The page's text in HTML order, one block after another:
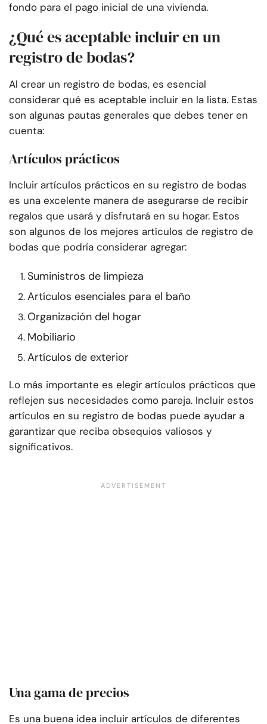
fondo para el pago inicial de una vivienda.
¿Qué es aceptable incluir en un
registro de bodas?
Al crear un registro de bodas, es esencial
considerar qué es aceptable incluir en la lista. Estas
son algunas pautas generales que debes tener en
cuenta:
Artículos prácticos
Incluir artículos prácticos en su registro de bodas
es una excelente manera de asegurarse de recibir
regalos que usará y disfrutará en su hogar. Estos
son algunos de los mejores artículos de registro de
bodas que podría considerar agregar:
Suministros de limpieza
Artículos esenciales para el baño
Organización del hogar
Mobiliario
Artículos de exterior
Lo más importante es elegir artículos prácticos que
reflejen sus necesidades como pareja. Incluir estos
artículos en su registro de bodas puede ayudar a
garantizar que reciba obsequios valiosos y
significativos.
Una gama de precios
Es una buena idea incluir artículos de diferentes